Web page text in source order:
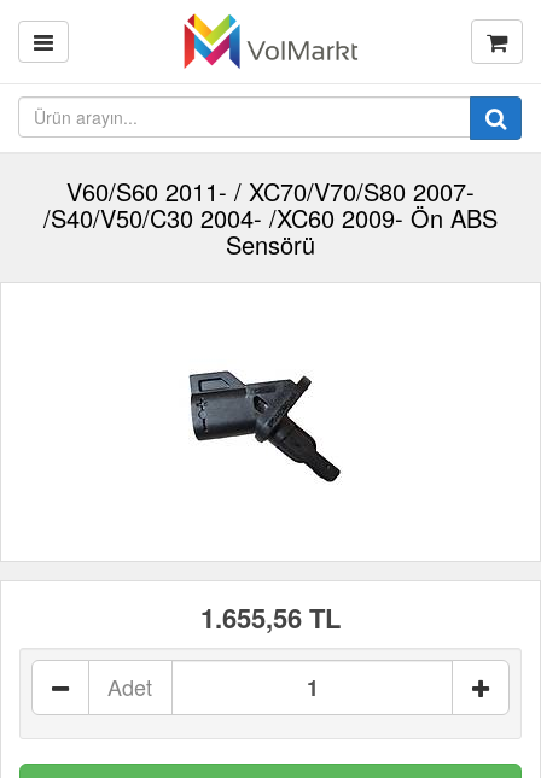
V60/S60 2011- / XC70/V70/S80 2007-
/S40/V50/C30 2004- /XC60 2009- Ön ABS
Sensörü
1.655,56 TL
Adet